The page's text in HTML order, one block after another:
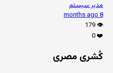
مدیر سیستم
8 months ago
👁️
179
❤️
0
کُشری مصری